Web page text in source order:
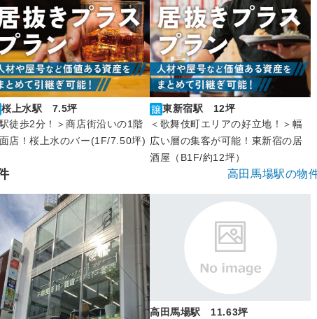
桜上水駅 7.5坪
徒歩2分！＞商店街沿いの1階
店！桜上水のバー(1F/7.50坪)
東新宿駅 12坪
＜歌舞伎町エリアの好立地！＞幅
広い層の集客が可能！東新宿の居
酒屋（B1F/約12坪）
高田馬場駅の物
高田馬場駅 11.63坪